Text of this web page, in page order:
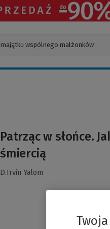
Patrząc w słońce.
śmiercią
D.Irvin Yalom